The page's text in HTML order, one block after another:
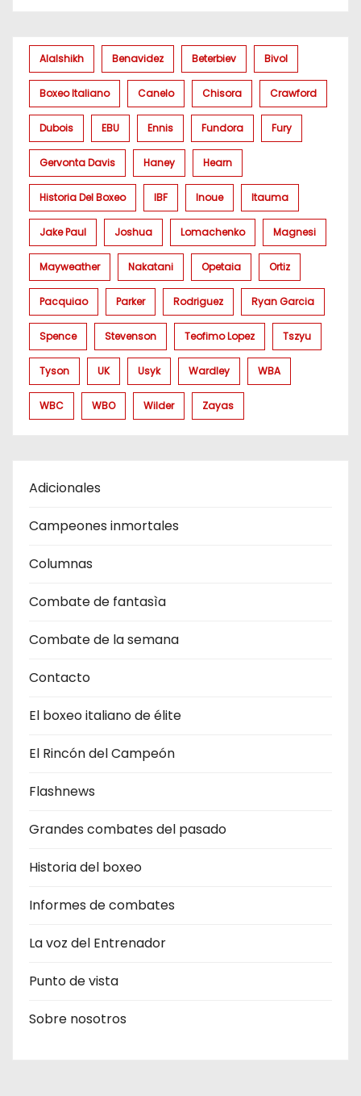
Alalshikh Benavidez Beterbiev Bivol
Boxeo Italiano Canelo Chisora Crawford
Dubois EBU Ennis Fundora Fury
Gervonta Davis Haney Hearn
Historia Del Boxeo IBF Inoue Itauma
Jake Paul Joshua Lomachenko Magnesi
Mayweather Nakatani Opetaia Ortiz
Pacquiao Parker Rodriguez Ryan Garcia
Spence Stevenson Teofimo Lopez Tszyu
Tyson UK Usyk Wardley WBA
WBC WBO Wilder Zayas
Adicionales
Campeones inmortales
Columnas
Combate de fantasìa
Combate de la semana
Contacto
El boxeo italiano de élite
El Rincón del Campeón
Flashnews
Grandes combates del pasado
Historia del boxeo
Informes de combates
La voz del Entrenador
Punto de vista
Sobre nosotros